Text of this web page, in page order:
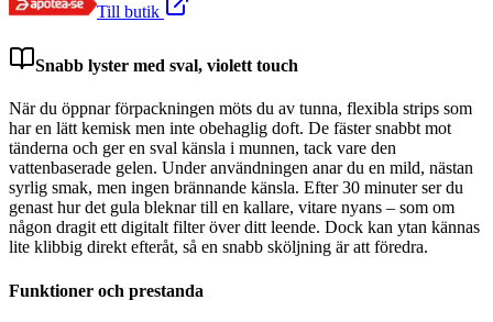
Till butik
Snabb lyster med sval, violett touch
När du öppnar förpackningen möts du av tunna, flexibla strips som
har en lätt kemisk men inte obehaglig doft. De fäster snabbt mot
tänderna och ger en sval känsla i munnen, tack vare den
vattenbaserade gelen. Under användningen anar du en mild, nästan
syrlig smak, men ingen brännande känsla. Efter 30 minuter ser du
genast hur det gula bleknar till en kallare, vitare nyans – som om
någon dragit ett digitalt filter över ditt leende. Dock kan ytan kännas
lite klibbig direkt efteråt, så en snabb sköljning är att föredra.
Funktioner och prestanda